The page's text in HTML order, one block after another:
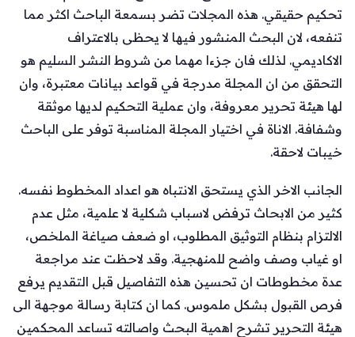
تحكيم حقيقي. هذه المجلات تضر بسمعة الباحث اكثر مما
تنفعه، لان البحث المنشور فيها لا يحظى بالاعتراف
الاكاديمي. لذلك فان جزءا مهما من شروط النشر السليم هو
التحقق من ان المجلة مدرجة في قواعد بيانات معتبرة، وان
لها هيئة تحرير معروفة، وان عملية التحكيم لديها موثقة
وشفافة. الاناة في اختيار المجلة المناسبة توفر على الباحث
خيبات لاحقة.
الجانب الاخر الذي يستحق الانتباه هو اعداد المخطوط نفسه.
كثير من الابحاث ترفض لاسباب شكلية لا علمية، مثل عدم
الالتزام بنظام التوثيق المطلوب، او ضعف صياغة الملخص،
او غياب وصف واضح للمنهجية. وقد لاحظت عند مراجعة
عدة مخطوطات ان تحسين هذه التفاصيل قبل التقديم يرفع
فرص القبول بشكل ملموس. كما ان كتابة رسالة موجهة الى
هيئة التحرير تشرح اهمية البحث واصالته تساعد المحكمين